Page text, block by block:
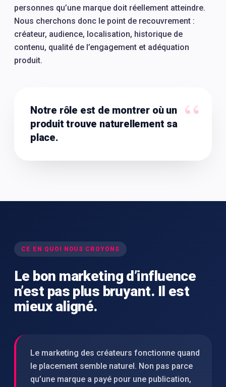
personnes qu’une marque doit réellement atteindre.
Nous cherchons donc le point de recouvrement :
créateur, audience, localisation, historique de
contenu, qualité de l’engagement et adéquation
produit.
“
Notre rôle est de montrer où un
produit trouve naturellement sa
place.
CE EN QUOI NOUS CROYONS
Le bon marketing d’influence
n’est pas plus bruyant. Il est
mieux aligné.
Le marketing des créateurs fonctionne quand
le placement semble naturel. Non pas parce
qu’une marque a payé pour une publication,